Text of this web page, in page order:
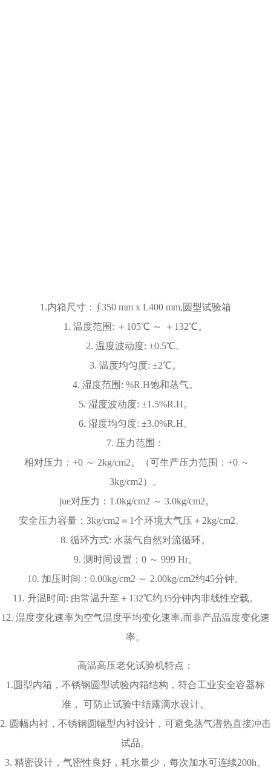
1.内箱尺寸：∮350 mm x L400 mm,圆型试验箱
1. 温度范围: ＋105℃ ～ ＋132℃。
3. 温度均匀度: ±2℃。
4. 湿度范围: %R.H饱和蒸气。
5. 湿度波动度: ±1.5%R.H。
6. 湿度均匀度: ±3.0%R.H。
7. 压力范围：
相对压力：+0 ～ 2kg/cm2。（可生产压力范围：+0 ～